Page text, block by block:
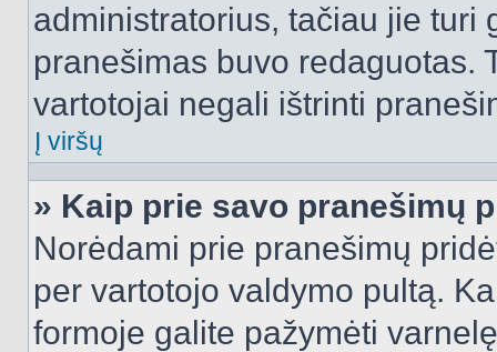
administratorius, tačiau jie turi
pranešimas buvo redaguotas.
vartotojai negali ištrinti
Į viršų
» Kaip prie savo pranešimų
Norėdami prie pranešimų
per vartotojo valdymo pultą.
formoje galite pažymėti